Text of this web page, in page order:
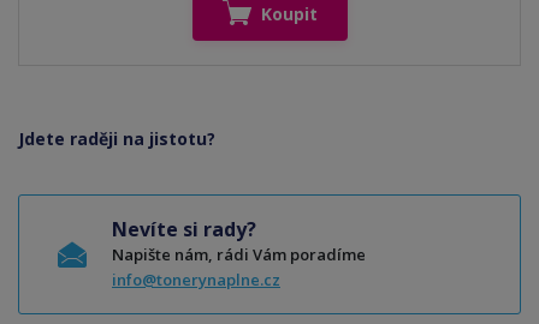
Koupit
Jdete raději na jistotu?
Nevíte si rady?
Napište nám, rádi Vám poradíme
info@tonerynaplne.cz